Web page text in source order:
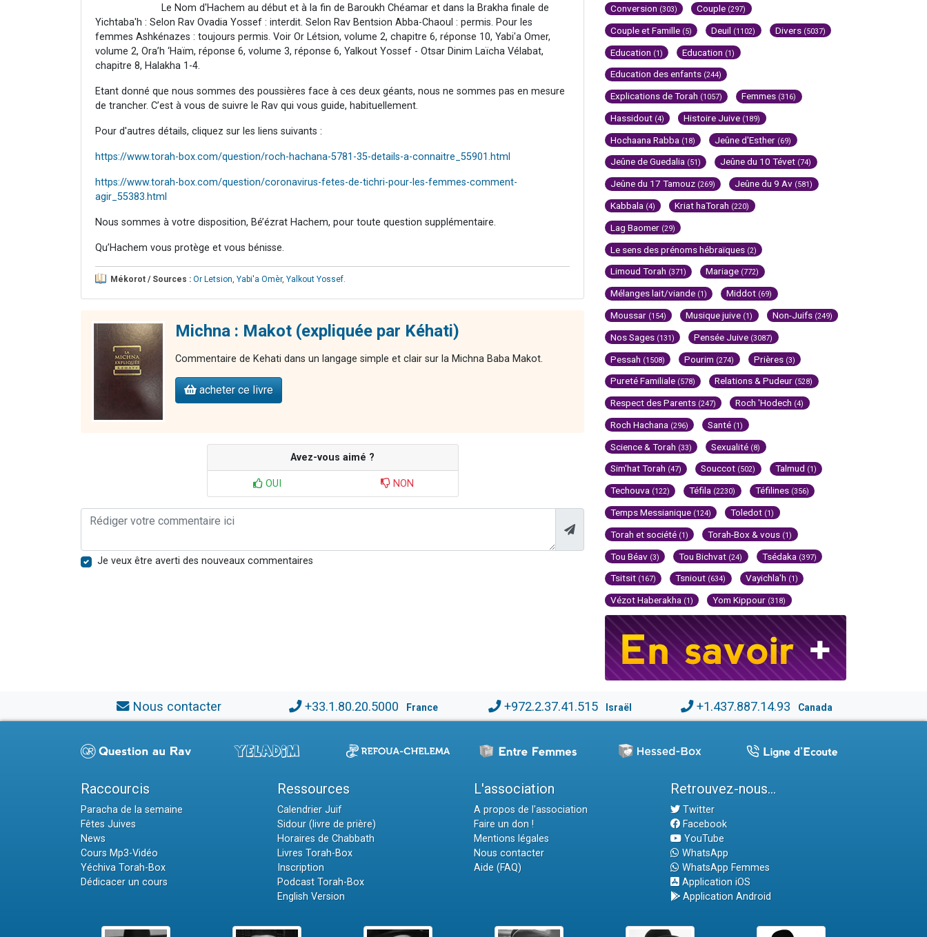
Le Nom d'Hachem au début et à la fin de Baroukh Chéamar et dans la Brakha finale de
Yichtaba'h : Selon Rav Ovadia Yossef : interdit. Selon Rav Bentsion Abba-Chaoul : permis. Pour les
femmes Ashkénazes : toujours permis. Voir Or Létsion, volume 2, chapitre 6, réponse 10, Yabi'a Omer,
volume 2, Ora’h ‘Haïm, réponse 6, volume 3, réponse 6, Yalkout Yossef - Otsar Dinim Laïcha Vélabat,
chapitre 8, Halakha 1-4.
Etant donné que nous sommes des poussières face à ces deux géants, nous ne sommes pas en mesure
de trancher. C’est à vous de suivre le Rav qui vous guide, habituellement.
Pour d'autres détails, cliquez sur les liens suivants :
https://www.torah-box.com/question/roch-hachana-5781-35-details-a-connaitre_55901.html
https://www.torah-box.com/question/coronavirus-fetes-de-tichri-pour-les-femmes-comment-
agir_55383.html
Nous sommes à votre disposition, Bé’ézrat Hachem, pour toute question supplémentaire.
Qu’Hachem vous protège et vous bénisse.
Mékorot / Sources : Or Letsion Yabi'a Omèr, Yalkout Yossef
Michna : Makot (expliquée par Kéhati)
Commentaire de Kehati dans un langage simple et clair sur la Michna Baba Makot.
acheter ce livre
Avez-vous aimé ?
OUI NON
Je veux être averti des nouveaux commentaires
Conversion (303) Couple (297)
Couple et Famille (5) Deuil (1102) Divers (5037)
Education (1) Education (1)
Education des enfants (244)
Explications de Torah (1057) Femmes (316)
Hassidout (4) Histoire Juive (189)
Hochaana Rabba (18) Jeûne d'Esther (69)
Jeûne de Guedalia (51) Jeûne du 10 Tévet (74)
Jeûne du 17 Tamouz (269) Jeûne du 9 Av (581)
Kabbala (4) Kriat haTorah (220)
Lag Baomer (29)
Le sens des prénoms hébraïques (2)
Limoud Torah (371) Mariage (772)
Mélanges lait/viande (1) Middot (69)
Moussar (154) Musique juive (1) Non-Juifs (249)
Nos Sages (131) Pensée Juive (3087)
Pessah (1508) Pourim (274) Prières (3)
Pureté Familiale (578) Relations & Pudeur (528)
Respect des Parents (247) Roch 'Hodech (4)
Roch Hachana (296) Santé (1)
Science & Torah (33) Sexualité (8)
Sim'hat Torah (47) Souccot (502) Talmud (1)
Techouva (122) Téfila (2230) Téfilines (356)
Temps Messianique (124) Toledot (1)
Torah et société (1) Torah-Box & vous (1)
Tou Béav (3) Tou Bichvat (24) Tsédaka (397)
Tsitsit (167) Tsniout (634) Vayichla'h (1)
Vézot Haberakha (1) Yom Kippour (318)
Nous contacter +33.1.80.20.5000 France +972.2.37.41.515 Israël +1.437.887.14.93 Canada
Raccourcis
Paracha de la semaine
Fêtes Juives
News
Cours Mp3-Vidéo
Yéchiva Torah-Box
Dédicacer un cours
Ressources
Calendrier Juif
Sidour (livre de prière)
Horaires de Chabbath
Livres Torah-Box
Inscription
Podcast Torah-Box
English Version
L'association
A propos de l'association
Faire un don !
Mentions légales
Nous contacter
Aide (FAQ)
Retrouvez-nous...
Twitter
Facebook
YouTube
WhatsApp
WhatsApp Femmes
Application iOS
Application Android